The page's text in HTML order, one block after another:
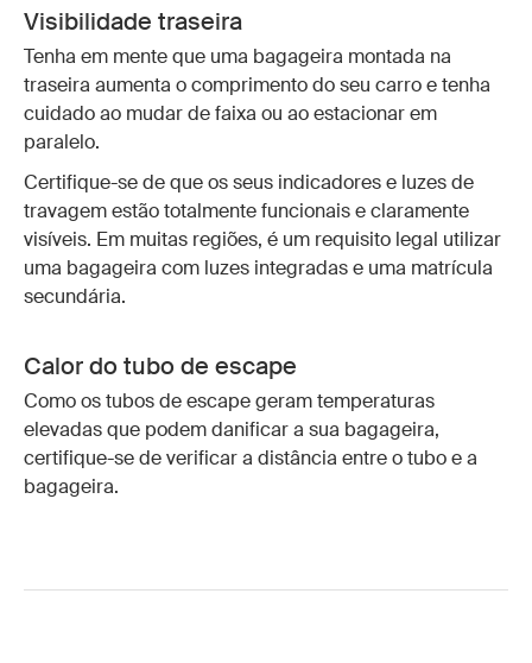
Visibilidade traseira
Tenha em mente que uma bagageira montada na
traseira aumenta o comprimento do seu carro e tenha
cuidado ao mudar de faixa ou ao estacionar em
paralelo.
Certifique-se de que os seus indicadores e luzes de
travagem estão totalmente funcionais e claramente
visíveis. Em muitas regiões, é um requisito legal utilizar
uma bagageira com luzes integradas e uma matrícula
secundária.
Calor do tubo de escape
Como os tubos de escape geram temperaturas
elevadas que podem danificar a sua bagageira,
certifique-se de verificar a distância entre o tubo e a
bagageira.